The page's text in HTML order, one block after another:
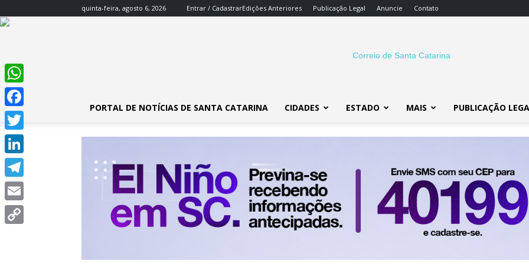
quinta-feira, agosto 6, 2026 Entrar / CadastrarEdições Anteriores Publicação Legal Anuncie Contato
SC
PORTAL DE NOTÍCIAS DE SANTA CATARINA CIDADES ESTADO MAIS PUBLICAÇÃO
WhatsApp
Facebook
Twitter
LinkedIn
Telegram
Email